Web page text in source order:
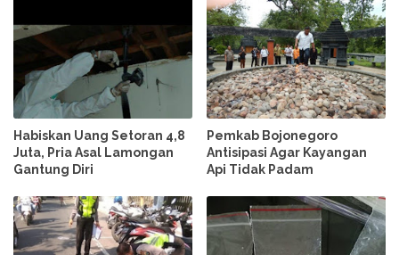
Habiskan Uang Setoran 4,8
Juta, Pria Asal Lamongan
Gantung Diri
Pemkab Bojonegoro
Antisipasi Agar Kayangan
Api Tidak Padam